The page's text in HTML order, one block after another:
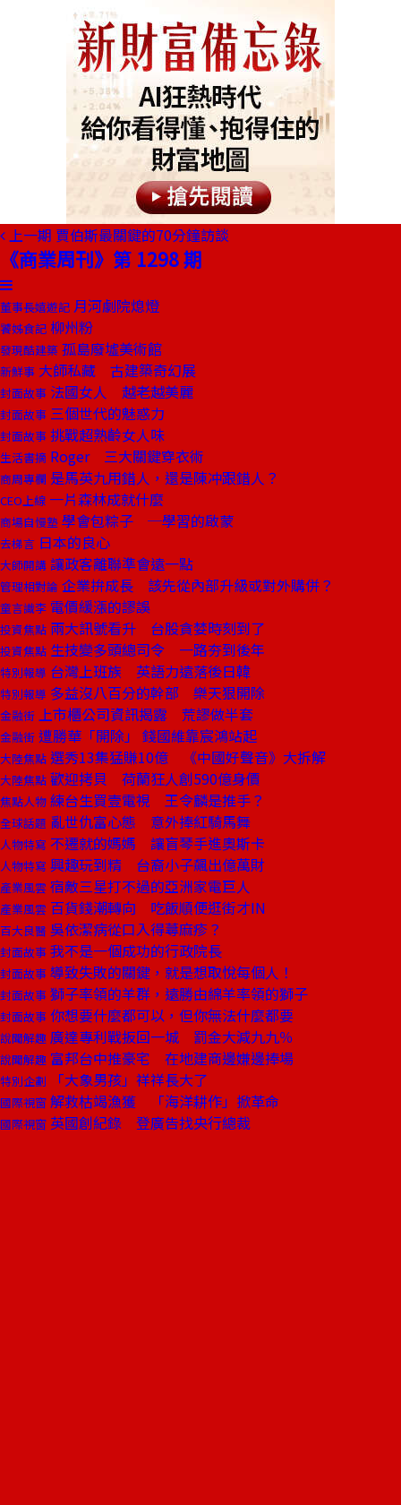
上一期 賈伯斯最關鍵的70分鐘訪談
《商業周刊》第 1298 期
董事長嬉遊記 月河劇院熄燈
饕姊食記 柳州粉
發現酷建築 孤島廢墟美術館
新鮮事 大師私藏 古建築奇幻展
封面故事 法國女人 越老越美麗
封面故事 三個世代的魅惑力
封面故事 挑戰超熟齡女人味
生活書摘 Roger 三大關鍵穿衣術
商周專欄 是馬英九用錯人，還是陳冲跟錯人？
CEO上線 一片森林成就什麼
商場自慢塾 學會包粽子 ─學習的啟蒙
去梯言 日本的良心
大師開講 讓政客離聯準會遠一點
管理相對論 企業拚成長 該先從內部升級或對外購併？
童言識李 電價緩漲的謬誤
投資焦點 兩大訊號看升 台股貪婪時刻到了
投資焦點 生技變多頭總司令 一路夯到後年
特別報導 台灣上班族 英語力遠落後日韓
特別報導 多益沒八百分的幹部 樂天狠開除
金融街 上市櫃公司資訊揭露 荒謬做半套
金融街 遭勝華「開除」 錢國維靠宸鴻站起
大陸焦點 選秀13集猛賺10億 《中國好聲音》大拆解
大陸焦點 歡迎拷貝 荷蘭狂人創590億身價
焦點人物 練台生買壹電視 王令麟是推手？
全球話題 亂世仇富心態 意外捧紅騎馬舞
人物特寫 不遷就的媽媽 讓盲琴手進奧斯卡
人物特寫 興趣玩到精 台裔小子飆出億萬財
產業風雲 宿敵三星打不過的亞洲家電巨人
產業風雲 百貨錢潮轉向 吃飯順便逛街才IN
百大良醫 吳依潔病從口入得蕁麻疹？
封面故事 我不是一個成功的行政院長
封面故事 導致失敗的關鍵，就是想取悅每個人！
封面故事 獅子率領的羊群，遠勝由綿羊率領的獅子
封面故事 你想要什麼都可以，但你無法什麼都要
說聞解趣 廣達專利戰扳回一城 罰金大減九九％
說聞解趣 富邦台中推豪宅 在地建商邊嫌邊捧場
特別企劃 「大象男孩」祥祥長大了
國際視窗 解救枯竭漁獲 「海洋耕作」掀革命
國際視窗 英國創紀錄 登廣告找央行總裁